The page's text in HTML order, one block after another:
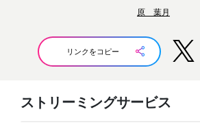
原 葉月
リンクをコピー
ストリーミングサービス